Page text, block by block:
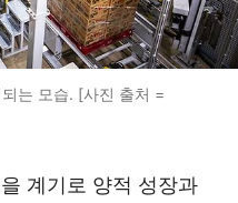
는 모습. [사진 출처 =
계기로 양적 성장과